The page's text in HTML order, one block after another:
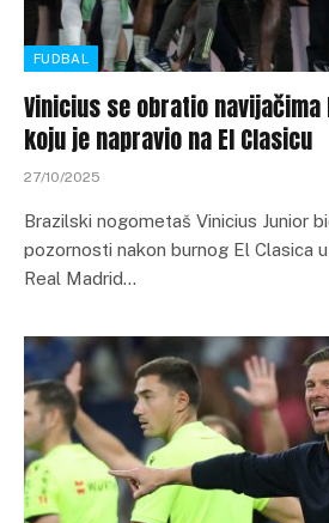
FUDBAL
Vinicius se obratio navijačima
koju je napravio na El Clasicu
27/10/2025
Brazilski nogometaš Vinicius Junior
pozornosti nakon burnog El Clasica
Real Madrid…